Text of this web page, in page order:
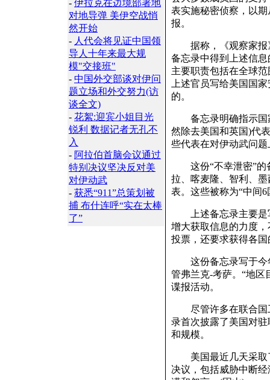
- 伊拉克在边境部署地
对地导弹 美伊空战悄
然开始
- 人代会将见证中国领
导人十年来最大规
模"交接班"
- 中国外交部谈对伊问
题立场和外交努力(访
谈全文)
- 花絮:迎宾小姐目光
锐利 数据记者无孔不
入
- 阿拉伯首脑会议通过
特别决议坚决反对美
对伊动武
- 获悉“911”总策划被
捕 布什连呼“实在太棒
了”
表实施秘密侦察，以
报。
据称，《观察家报
备忘录中得到上述信
主要职责包括在全球
上述官员写给美国国
的。
备忘录明确指示国
然除去美国和英国)代
些代表在对伊动武问
这份“不幸泄密”的
拉、喀麦隆、智利、
表。这些被称为“中间
上述备忘录主要是
增大获取信息的力度
投票，还要求获得各
这份备忘录写于今年
管弗兰克-考萨。“地区
谍报活动。
尽管许多在联合国
录首次披露了美国对
和规模。
美国最近几天采取
决议，包括威胁中断